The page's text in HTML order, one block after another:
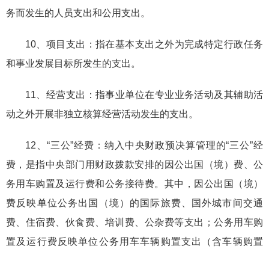
务而发生的人员支出和公用支出。
10、项目支出：指在基本支出之外为完成特定行政任务
和事业发展目标所发生的支出。
11、经营支出：指事业单位在专业业务活动及其辅助活
动之外开展非独立核算经营活动发生的支出。
12、“三公”经费：纳入中央财政预决算管理的“三公”经
费，是指中央部门用财政拨款安排的因公出国（境）费、公
务用车购置及运行费和公务接待费。其中，因公出国（境）
费反映单位公务出国（境）的国际旅费、国外城市间交通
费、住宿费、伙食费、培训费、公杂费等支出；公务用车购
置及运行费反映单位公务用车车辆购置支出（含车辆购置